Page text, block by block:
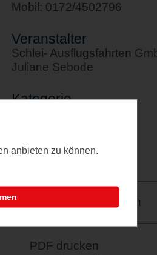
Mobil: 0172/4502796
Veranstalter
Schlei- Ausflugsfahrten
Juliane Sebode
Kategorie
Letztes Update
Merkzettel: speichern
PDF drucken
anbieten zu können.